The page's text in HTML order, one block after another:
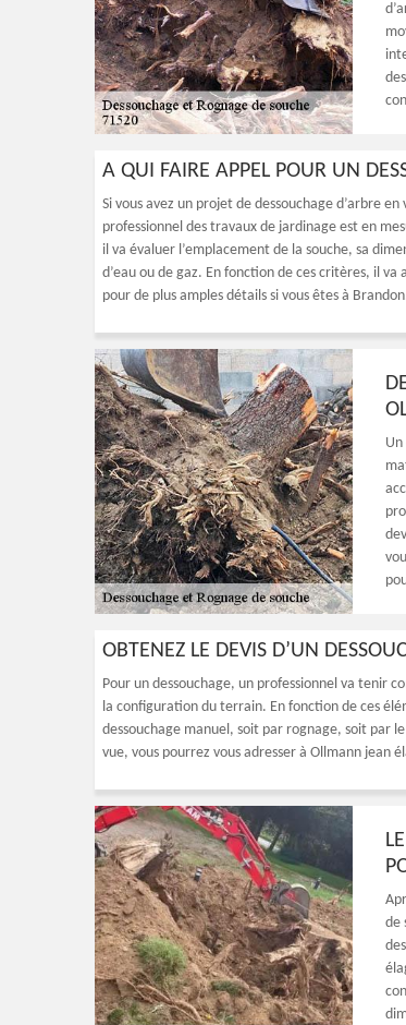
A QUI FAIRE APPEL POUR UN
Si vous avez un projet de dessouchage d’arbre
professionnel des travaux de jardinage est en
il va évaluer l’emplacement de la souche, sa
d’eau ou de gaz. En fonction de ces critères, il
pour de plus amples détails si vous êtes à
OBTENEZ LE DEVIS D’UN
Pour un dessouchage, un professionnel va tenir
la configuration du terrain. En fonction de ces
dessouchage manuel, soit par rognage, soit par
vue, vous pourrez vous adresser à Ollmann jean
de